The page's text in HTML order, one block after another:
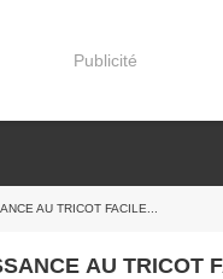
Publicité
AU TRICOT FACILE...
AU TRICOT